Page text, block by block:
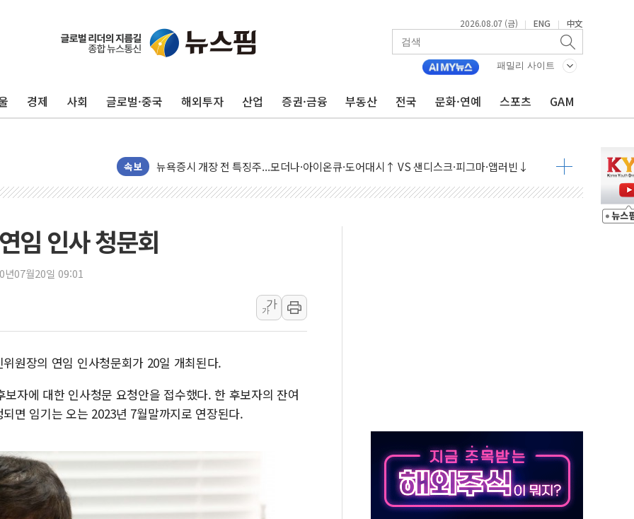
2026.08.07 (금) | ENG | 中文
패밀리 사이트
경제 사회 글로벌·중국 해외투자 산업 증권·금융 부동산 전국 문화·연예 스포츠 GAM
속보
리투아니아 국방 "러, 우크라 드론으로 나토 회원국 공격 검토… 거짓 깃발 작전"
구광모, 내주 실리콘밸리서 젠슨 황 재회…로봇·AI 데이터센터·모빌리티 구체화
김정관 장관 "영업이익 N% 성과급 반대…상법·자본시장법 개정 논의"
뉴욕증시 프리뷰, 미 주가선물 AI주 차익실현 속 혼조세...웨스턴디지털·샌디스크↓
금값 7주 만에 최고…美 고용 둔화·호르무즈 재개방 기대에 강세
[인도증시] 중동 긴장 완화에 실적 호조까지, 상승...호실적 보고 기업 상승세 뚜렷
[베트남 증시] 지수 하락 속 'DGC' 임시 주총 기대감에 홀로 상한가…마진 잔액은 사상 최고
'월가의 황제' 다이먼 "금융시장 레버리지 위험수위…숨은 차입이 더 큰 변수"
양주 섬유염색공장서 화재 1명 중상…대응 1단계 진압 중
김정관 산업부 장관 "주 52시간 손봐야, 경쟁상대 中과 비교해야"
[3보] 북, 원산서 동해로 단거리 탄도미사일 1발 발사… 올해 10번째·42일 만 도발
우크라 드론 전술, 중남미 콜롬비아에 새 안보 위기… 반군·마약카르텔이 습득해 전투 활용
주한미군 "오산기지 누출, 백린 아닌 무해한 표면 부식 물질"
구미 폐염산처리업체서 불 2시간30여분만에 진화...외국인 노동자 숨져
해군과 함께하는 '불금전파, 송정' 시즌2
임 인사 청문회
년07월20일 09:01
가
가
원장의 연임 인사청문회가 20일 개최된다.
자에 대한 인사청문 요청안을 접수했다. 한 후보자의 잔여
면 임기는 오는 2023년 7월말까지로 연장된다.